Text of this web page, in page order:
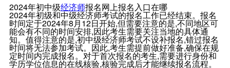
2024年初中级经济师报名网上报名入口在哪
2024年初级和中级经济师考试的报名工作已经结束。报名
时间定于2024年8月12日开始,但需要注意的是,不同地区可
能会有不同的时间安排,因此考生需要关注当地的具体通
知。值得注意的是,初中级经济师考试不设补报名,错过报名
时间将无法参加考试。因此,考生需提前做好准备,确保在规
定时间内完成报名。对于首次报名的考生,需要进行身份和
学历学位信息的在线核验,核验完成后才能继续报名流程。